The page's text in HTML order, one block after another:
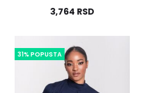
3,764 RSD
31% POPUSTA